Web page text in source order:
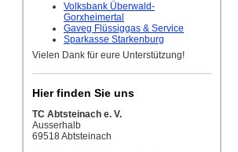
Volksbank Überwald-
Gorxheimertal
Gaveg Flüssiggas & Service
Sparkasse Starkenburg
Vielen Dank für eure Unterstützung!
Hier finden Sie uns
TC Abtsteinach e. V.
Ausserhalb
69518 Abtsteinach